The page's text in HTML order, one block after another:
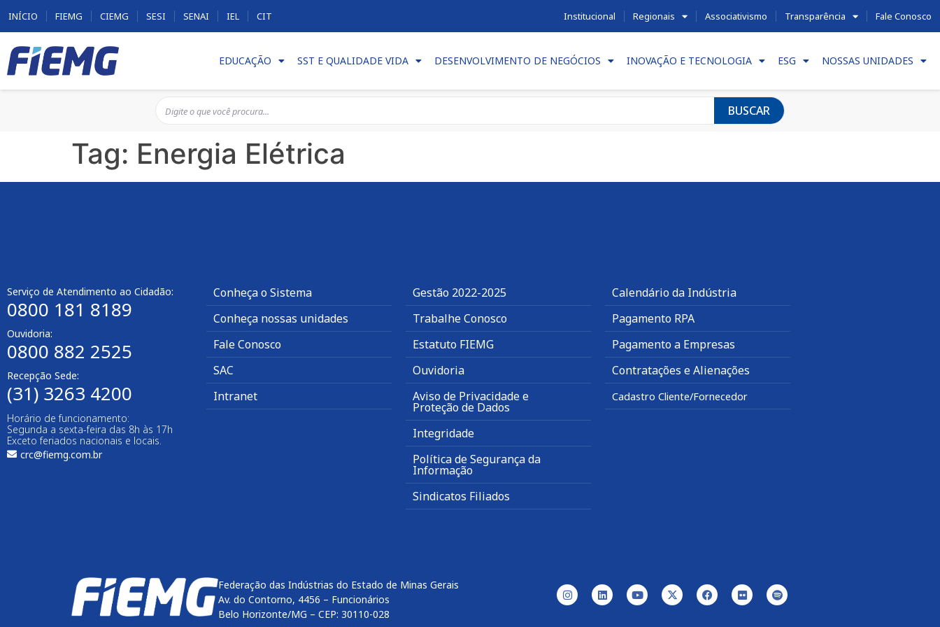
INÍCIO FIEMG CIEMG SESI SENAI IEL CIT Institucional Regionais Associativismo Transparência Fale Conosco
EDUCAÇÃO SST E QUALIDADE VIDA DESENVOLVIMENTO DE NEGÓCIOS INOVAÇÃO E TECNOLOGIA ESG NOSSAS UNIDADES
BUSCAR
Tag: Energia Elétrica
Serviço de Atendimento ao Cidadão:
0800 181 8189
Ouvidoria:
0800 882 2525
Recepção Sede:
(31) 3263 4200
Horário de funcionamento:
Segunda a sexta-feira das 8h às 17h
Exceto feriados nacionais e locais.
crc@fiemg.com.br
Conheça o Sistema
Conheça nossas unidades
Fale Conosco
SAC
Intranet
Gestão 2022-2025
Trabalhe Conosco
Estatuto FIEMG
Ouvidoria
Aviso de Privacidade e
Proteção de Dados
Integridade
Política de Segurança da
Informação
Sindicatos Filiados
Calendário da Indústria
Pagamento RPA
Pagamento a Empresas
Contratações e Alienações
Cadastro Cliente/Fornecedor
Federação das Indústrias do Estado de Minas Gerais
Av. do Contorno, 4456 – Funcionários
Belo Horizonte/MG – CEP: 30110-028
btn-04